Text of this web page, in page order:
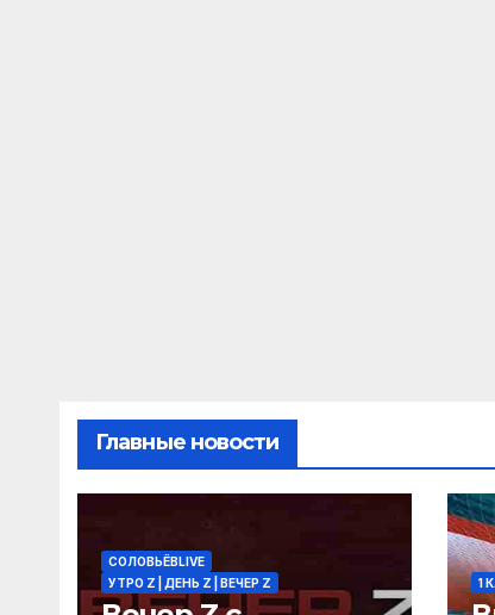
Главные новости
СОЛОВЬЁВLIVE
УТРО Z | ДЕНЬ Z | ВЕЧЕР Z
1